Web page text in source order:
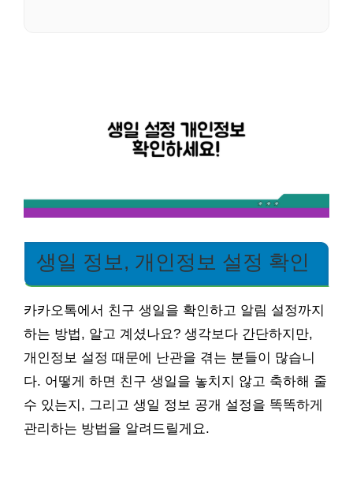
생일 정보, 개인정보 설정 확인
카카오톡에서 친구 생일을 확인하고 알림 설정까지
하는 방법, 알고 계셨나요? 생각보다 간단하지만,
개인정보 설정 때문에 난관을 겪는 분들이 많습니
다. 어떻게 하면 친구 생일을 놓치지 않고 축하해 줄
수 있는지, 그리고 생일 정보 공개 설정을 똑똑하게
관리하는 방법을 알려드릴게요.